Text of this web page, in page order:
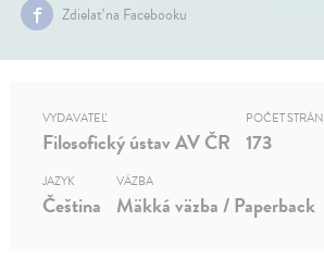
Zdielať na Facebooku
VYDAVATEĽ
Filosofický ústav AV ČR
POČET STRÁN
173
JAZYK
Čeština
VÄZBA
Mäkká väzba / Paperback